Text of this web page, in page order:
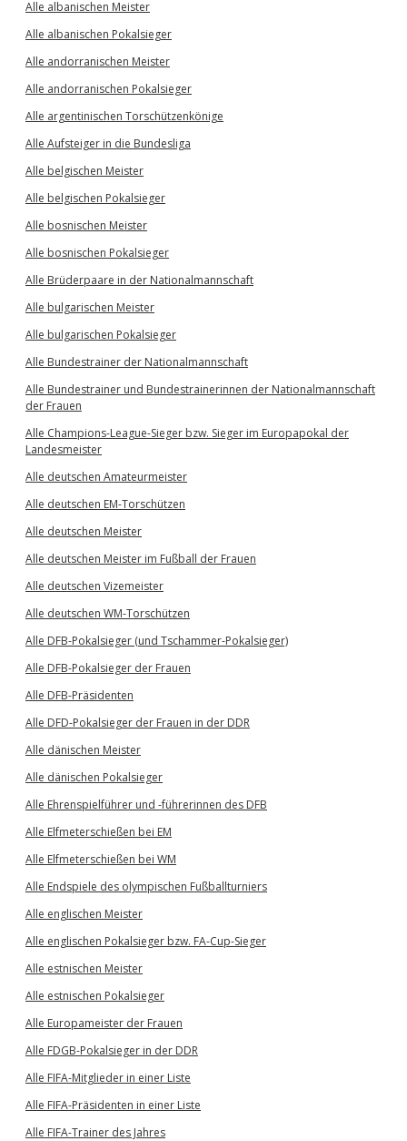
Alle albanischen Meister
Alle albanischen Pokalsieger
Alle andorranischen Meister
Alle andorranischen Pokalsieger
Alle argentinischen Torschützenkönige
Alle Aufsteiger in die Bundesliga
Alle belgischen Meister
Alle belgischen Pokalsieger
Alle bosnischen Meister
Alle bosnischen Pokalsieger
Alle Brüderpaare in der Nationalmannschaft
Alle bulgarischen Meister
Alle bulgarischen Pokalsieger
Alle Bundestrainer der Nationalmannschaft
Alle Bundestrainer und Bundestrainerinnen der Nationalmannschaft
der Frauen
Alle Champions-League-Sieger bzw. Sieger im Europapokal der
Landesmeister
Alle deutschen Amateurmeister
Alle deutschen EM-Torschützen
Alle deutschen Meister
Alle deutschen Meister im Fußball der Frauen
Alle deutschen Vizemeister
Alle deutschen WM-Torschützen
Alle DFB-Pokalsieger (und Tschammer-Pokalsieger)
Alle DFB-Pokalsieger der Frauen
Alle DFB-Präsidenten
Alle DFD-Pokalsieger der Frauen in der DDR
Alle dänischen Meister
Alle dänischen Pokalsieger
Alle Ehrenspielführer und -führerinnen des DFB
Alle Elfmeterschießen bei EM
Alle Elfmeterschießen bei WM
Alle Endspiele des olympischen Fußballturniers
Alle englischen Meister
Alle englischen Pokalsieger bzw. FA-Cup-Sieger
Alle estnischen Meister
Alle estnischen Pokalsieger
Alle Europameister der Frauen
Alle FDGB-Pokalsieger in der DDR
Alle FIFA-Mitglieder in einer Liste
Alle FIFA-Präsidenten in einer Liste
Alle FIFA-Trainer des Jahres